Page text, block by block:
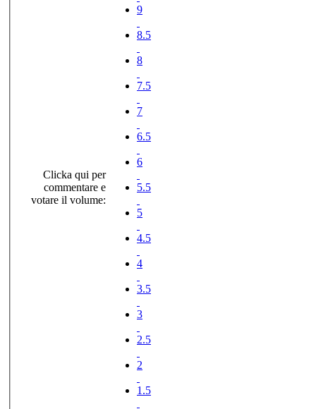
Clicka qui per
commentare e
votare il volume:
9
8.5
8
7.5
7
6.5
6
5.5
5
4.5
4
3.5
3
2.5
2
1.5